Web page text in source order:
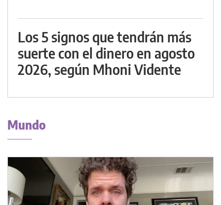
Los 5 signos que tendrán más
suerte con el dinero en agosto
2026, según Mhoni Vidente
Mundo